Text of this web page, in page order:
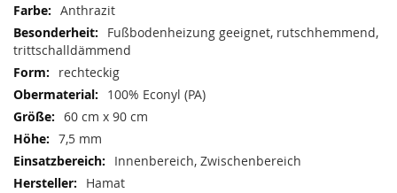
Mehr
Informationen
Anthrazit
Fußbodenheizung geeignet, rutschhemmend,
trittschalldämmend
rechteckig
100% Econyl (PA)
60 cm x 90 cm
7,5 mm
Innenbereich, Zwischenbereich
Hamat